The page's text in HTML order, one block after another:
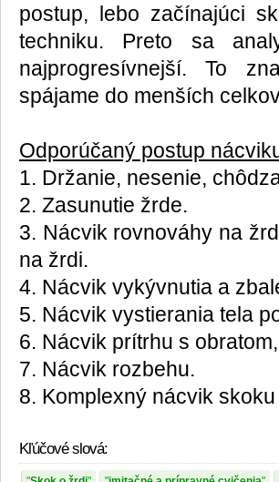
postup, lebo začínajúci
techniku. Preto sa
najprogresívnejší. To
spájame do menších
Odporúčaný postup
1. Držanie, nesenie,
2. Zasunutie žrde.
3. Nácvik rovnováhy na
na žrdi.
4. Nácvik vykývnutia a
5. Nácvik vystierania tela
6. Nácvik prítrhu s
7. Nácvik rozbehu.
8. Komplexný nácvik
Kľúčové slová: